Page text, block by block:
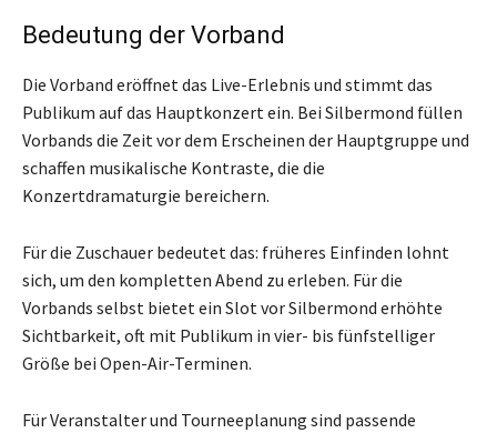
Bedeutung der Vorband
Die Vorband eröffnet das Live-Erlebnis und stimmt das
Publikum auf das Hauptkonzert ein. Bei Silbermond füllen
Vorbands die Zeit vor dem Erscheinen der Hauptgruppe und
schaffen musikalische Kontraste, die die
Konzertdramaturgie bereichern.
Für die Zuschauer bedeutet das: früheres Einfinden lohnt
sich, um den kompletten Abend zu erleben. Für die
Vorbands selbst bietet ein Slot vor Silbermond erhöhte
Sichtbarkeit, oft mit Publikum in vier- bis fünfstelliger
Größe bei Open-Air-Terminen.
Für Veranstalter und Tourneeplanung sind passende